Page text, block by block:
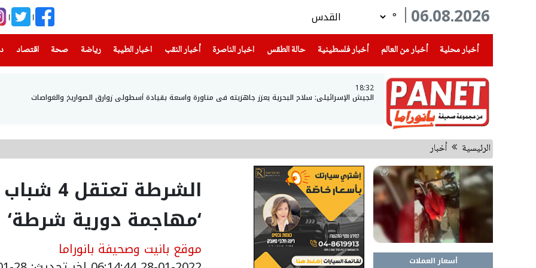
06.08.2026
°
أخبار محلية
(current) أخبار من العالم أخبار فلسطينية(current) حالة الطقس اخبار الناصرة
(current) أخبار النقب اخبار الطيبة(current) رياضة
(current) صحة(current) اقتصاد
18:32
الجيش الإسرائيلي: سلاح البحرية يعزز جاهزيته في مناورة واسعة بقيادة أسطولي زوارق الصواريخ والغواصات
الرئيسية أخبار
أسعار العملات
الشرطة
‘مهاجمة دورية شرطة‘
موقع بانيت وصحيفة بانوراما